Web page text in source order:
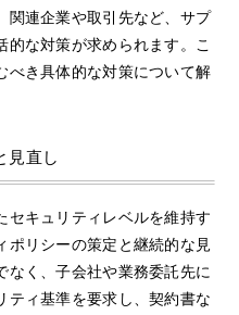
関連企業や取引先など、サプ
な対策が求められます。こ
べき具体的な対策について解
見直し
セキュリティレベルを維持す
ポリシーの策定と継続的な見
なく、子会社や業務委託先に
ティ基準を要求し、契約書な